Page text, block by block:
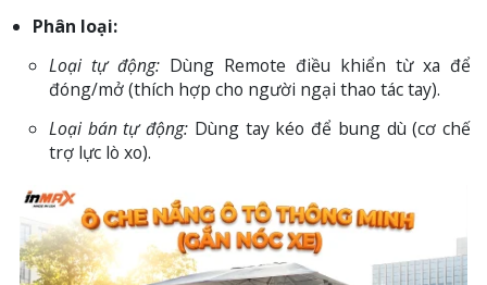
Phân loại:
Loại tự động: Dùng Remote điều khiển từ xa để
đóng/mở (thích hợp cho người ngại thao tác tay).
Loại bán tự động: Dùng tay kéo để bung dù (cơ chế
trợ lực lò xo).